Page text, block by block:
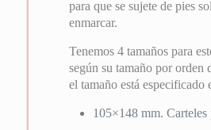
para que se sujete de pies
enmarcar.
Tenemos 4 tamaños para
según su tamaño por orden
el tamaño está especificado
105×148 mm. Carteles